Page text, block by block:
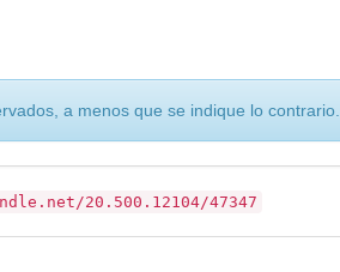
a menos que se indique lo contrario.
20.500.12104/47347